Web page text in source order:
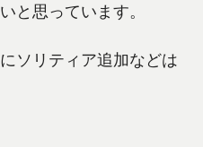
と思っています。
にソリティア追加などは